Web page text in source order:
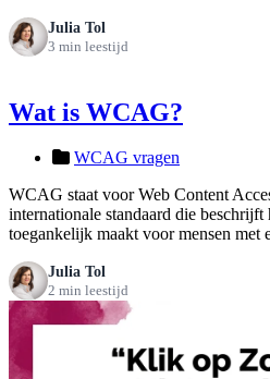
Julia Tol
3 min leestijd
Wat is WCAG?
WCAG vragen
WCAG staat voor Web Content
internationale standaard die
toegankelijk maakt voor mensen met
Julia Tol
2 min leestijd